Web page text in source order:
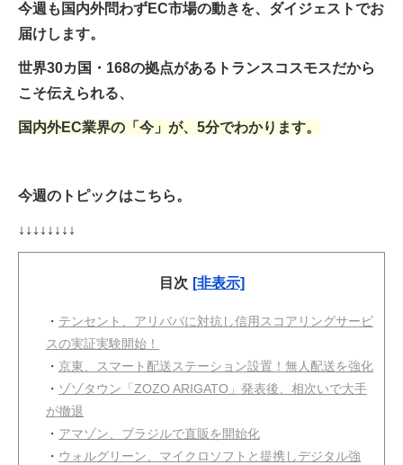
今週も国内外問わずEC市場の動きを、ダイジェストでお
届けします。
世界30カ国・168の拠点があるトランスコスモスだから
こそ伝えられる、
国内外EC業界の「今」が、5分でわかります。
今週のトピックはこちら。
↓↓↓↓↓↓↓↓
目次 [非表示]
・ テンセント、アリババに対抗し信用スコアリングサービ
スの実証実験開始！
・ 京東、スマート配送ステーション設置！無人配送を強化
・ ゾゾタウン「ZOZO ARIGATO」発表後、相次いで大手
が撤退
・ アマゾン、ブラジルで直販を開始化
・ ウォルグリーン、マイクロソフトと提携しデジタル強